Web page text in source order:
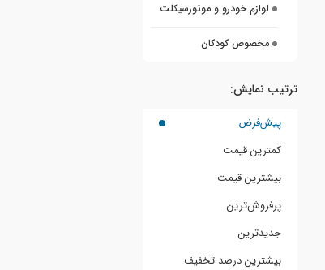
لوازم خودرو و موتورسیکلت
مخصوص کودکان
ترتیب نمایش:
پیش‌فرض
کمترین قیمت
بیشترین قیمت
پرفروش‌ترین
جدیدترین
بیشترین درصد تخفیف